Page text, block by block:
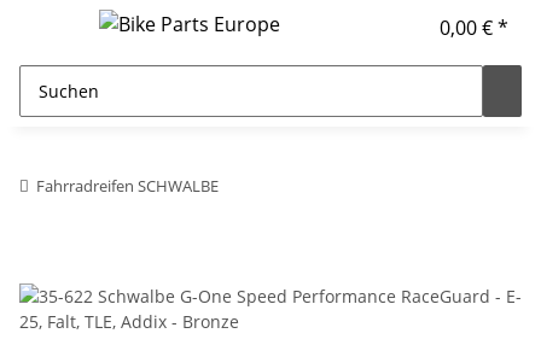
0,00 € *
Fahrradreifen SCHWALBE